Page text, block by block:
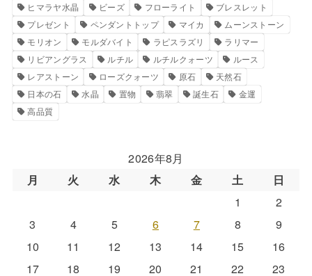
ヒマラヤ水晶
ビーズ フローライト
ブレスレット
プレゼント
ペンダントトップ マイカ
ムーンストーン
モリオン
モルダバイト ラピスラズリ
ラリマー
リビアングラス
ルチル ルチルクォーツ
ルース
レアストーン
ローズクォーツ 原石
天然石
日本の石
水晶 置物 翡翠 誕生石
金運
高品質
2026年8月
月
火 水 木 金 土
日
1
2
3
4 5 6 7 8
9
10
11 12 13 14 15
16
17
18 19 20 21 22
23